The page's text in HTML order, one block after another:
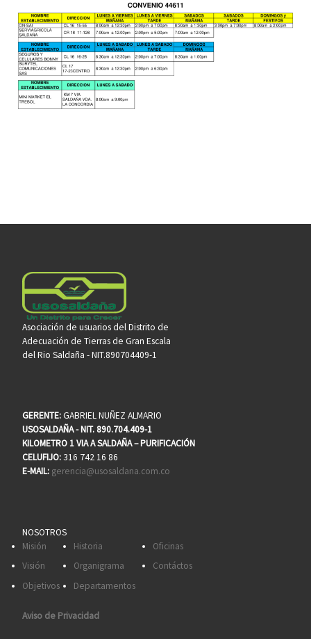
Asociación de usuarios del Distrito de
Adecuación de Tierras de Gran Escala
del Rio Saldaña - NIT.890704409-1
GERENTE:GABRIEL NUÑEZ ALMARIO
USOSALDAÑA - NIT. 890.704.409-1
KILOMETRO 1 VIA A SALDAÑA – PURIFICACIÓN
CELUFIJO:316 742 16 86
E-MAIL: gerencia@usosaldana.com.co
NOSOTROS
Misión
Visión
Objetivos
Historia
Organigrama
Departamentos
Oficinas
Contáctos
Aviso de Privacidad